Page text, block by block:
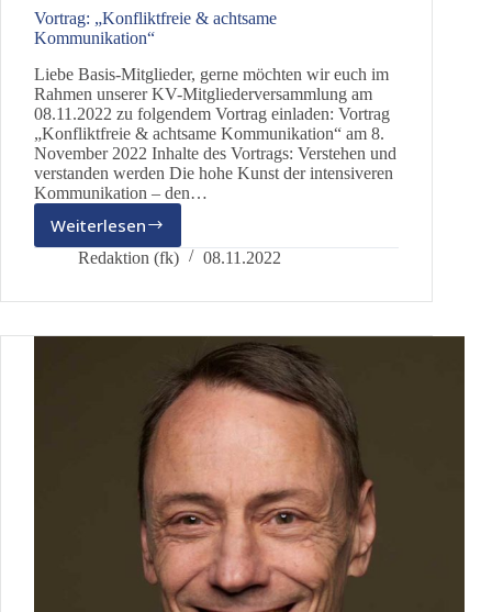
Vortrag: „Konfliktfreie & achtsame
Kommunikation“
Liebe Basis-Mitglieder, gerne möchten wir euch im
Rahmen unserer KV-Mitgliederversammlung am
08.11.2022 zu folgendem Vortrag einladen: Vortrag
„Konfliktfreie & achtsame Kommunikation“ am 8.
November 2022 Inhalte des Vortrags: Verstehen und
verstanden werden Die hohe Kunst der intensiveren
Kommunikation – den…
Weiterlesen
Vortrag:
„Konfliktfreie
achtsame
Redaktion (fk) 08.11.2022